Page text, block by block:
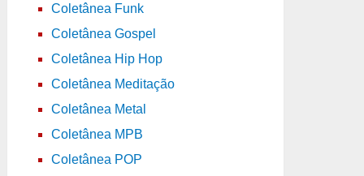
Coletânea Funk
Coletânea Gospel
Coletânea Hip Hop
Coletânea Meditação
Coletânea Metal
Coletânea MPB
Coletânea POP